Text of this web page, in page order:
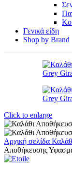
Γενικά είδη
Shop by Brand
Click to enlarge
Αρχική σελίδα
Αποθήκευσης